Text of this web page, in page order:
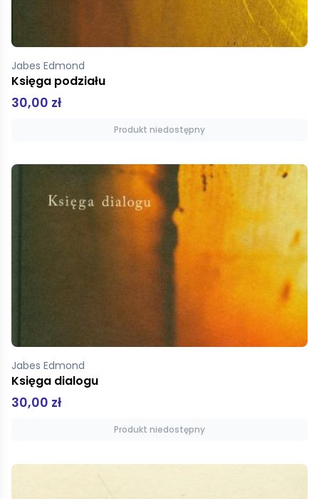
Jabes Edmond
Księga podziału
30,00 zł
Produkt niedostępny
Jabes Edmond
Księga dialogu
30,00 zł
Produkt niedostępny